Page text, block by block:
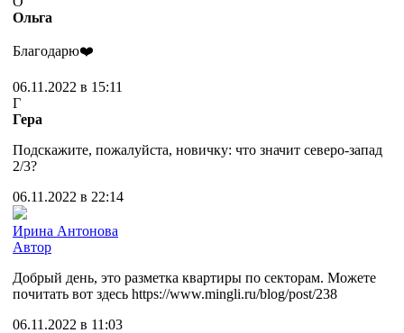
Ольга
Благодарю❤️
06.11.2022 в 15:11
Г
Гера
Подскажите, пожалуйста, новичку: что значит северо-запад
2/3?
06.11.2022 в 22:14
Ирина Антонова
Автор
Добрый день, это разметка квартиры по секторам. Можете
почитать вот здесь https://www.mingli.ru/blog/post/238
06.11.2022 в 11:03